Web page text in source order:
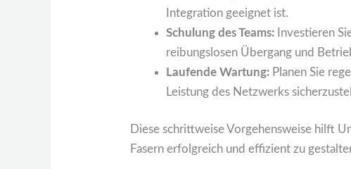
Integration geeignet ist.
Schulung des Teams: Investieren
reibungslosen Übergang und
Laufende Wartung: Planen Sie
Leistung des Netzwerks
Diese schrittweise Vorgehensweise hilft
Fasern erfolgreich und effizient zu